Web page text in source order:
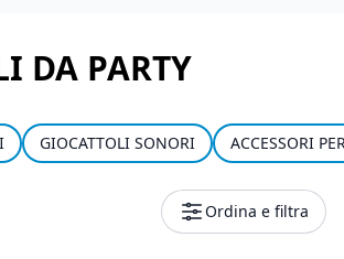
DA PARTY
GIOCATTOLI SONORI ACCESSORI
Ordina e filtra